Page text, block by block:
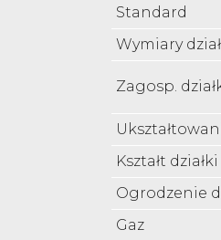
Standard
Wymiary
Zagosp.
Kształt działki
Ogrodzenie
Gaz